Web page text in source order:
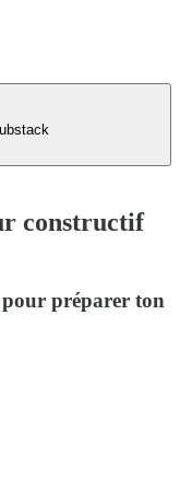
constructif
pour préparer ton